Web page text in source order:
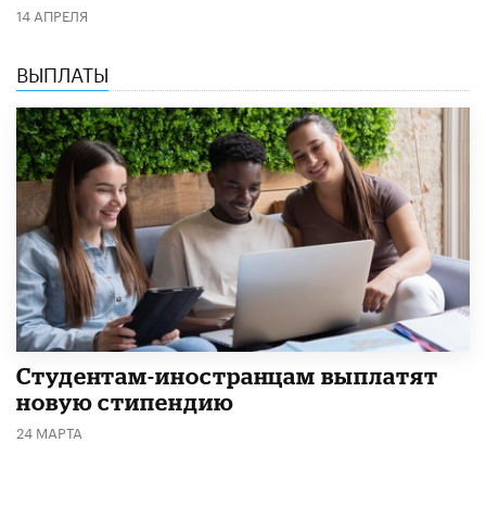
14 АПРЕЛЯ
ВЫПЛАТЫ
Студентам-иностранцам выплатят
новую стипендию
24 МАРТА